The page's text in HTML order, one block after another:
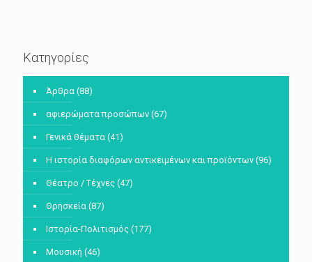
Κατηγορίες
Άρθρα (88)
αφιερώματα προσώπων (67)
Γενικά θέματα (41)
Η ιστορία διαφόρων αντικειμένων και προϊόντων (96)
Θέατρο / Τέχνες (47)
Θρησκεία (87)
Ιστορία-Πολιτισμός (177)
Μουσική (46)